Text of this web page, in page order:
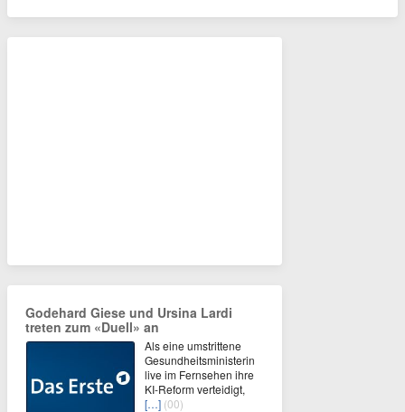
Godehard Giese und Ursina Lardi
treten zum «Duell» an
Als eine umstrittene
Gesundheitsministerin
live im Fernsehen ihre
KI-Reform verteidigt,
[…] (00)